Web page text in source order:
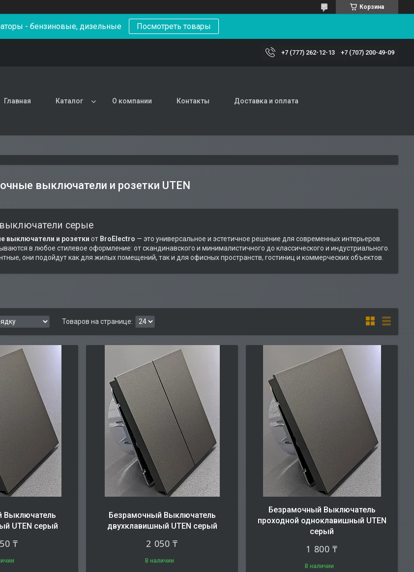
Корзина
- бензиновые, дизельные Посмотреть товары
+7 (777) 262-12-13 +7 (707) 200-49-09
Главная Каталог О компании Контакты Доставка и оплата
выключатели и розетки UTEN
серые
выключатели и розетки от BroElectro — это универсальное и эстетичное решение для современных интерьеров.
в любое стилевое оформление: от скандинавского и минималистичного до классического и индустриального.
они подойдут как для жилых помещений, так и для офисных пространств, гостиниц и коммерческих объектов.
Выключатель
UTEN серый
₸
Безрамочный Выключатель
двухклавишный UTEN серый
2 050 ₸
В наличии
Безрамочный Выключатель
проходной одноклавишный UTEN
серый
1 800 ₸
В наличии